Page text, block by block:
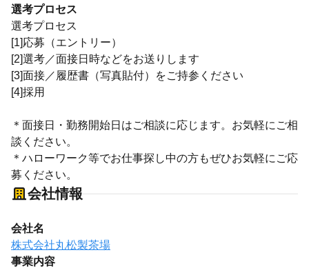
選考プロセス
選考プロセス
[1]応募（エントリー）
[2]選考／面接日時などをお送りします
[3]面接／履歴書（写真貼付）をご持参ください
[4]採用
＊面接日・勤務開始日はご相談に応じます。お気軽にご相
談ください。
＊ハローワーク等でお仕事探し中の方もぜひお気軽にご応
募ください。
会社情報
会社名
株式会社丸松製茶場
事業内容